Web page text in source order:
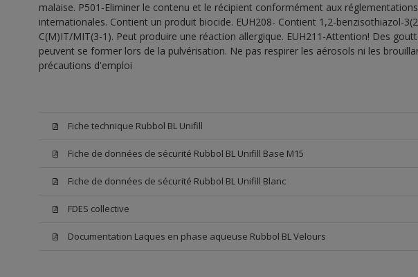
malaise. P501-Eliminer le contenu et le récipient conformément aux
internationales. Contient un produit biocide. EUH208- Contient 1,2-benzisothiazol-
C(M)IT/MIT(3-1). Peut produire une réaction allergique. EUH211-Attention! Des
peuvent se former lors de la pulvérisation. Ne pas respirer les aérosols ni les
précautions d'emploi
Fiche technique Rubbol BL Unifill
Fiche de données de sécurité Rubbol BL Unifill Base M15
Fiche de données de sécurité Rubbol BL Unifill Blanc
FDES collective
Documentation Laques en phase aqueuse Rubbol BL Velours